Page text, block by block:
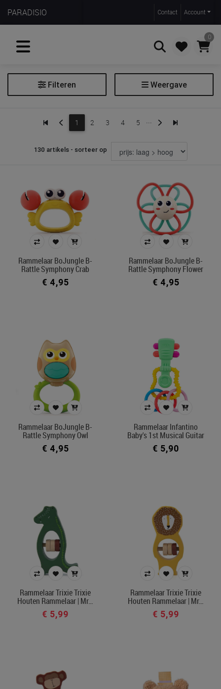
PARADISIO Contact Account
0
Zoeken
Filteren Weergave
Rammelaar en bijtring
Extra filters
polsrammelaar
In voorraad
Ecocheque artikelen
Belgisch product
Filters toepassen
1 2 3 4 5 ...
130 artikels - sorteer op
Rammelaar BoJungle B-
Rattle Symphony Crab
€ 4,95
Rammelaar BoJungle B-
Rattle Symphony Flower
€ 4,95
Rammelaar BoJungle B-
Rattle Symphony Owl
€ 4,95
Rammelaar Infantino
Baby's 1st Musical Guitar
€ 5,90
Rammelaar Trixie Trixie
Houten Rammelaar | Mr…
€ 5,99
Rammelaar Trixie Trixie
Houten Rammelaar | Mr…
€ 5,99